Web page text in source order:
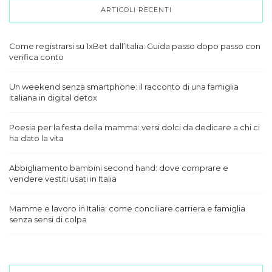
ARTICOLI RECENTI
Come registrarsi su 1xBet dall’Italia: Guida passo dopo passo con
verifica conto
Un weekend senza smartphone: il racconto di una famiglia
italiana in digital detox
Poesia per la festa della mamma: versi dolci da dedicare a chi ci
ha dato la vita
Abbigliamento bambini second hand: dove comprare e
vendere vestiti usati in Italia
Mamme e lavoro in Italia: come conciliare carriera e famiglia
senza sensi di colpa